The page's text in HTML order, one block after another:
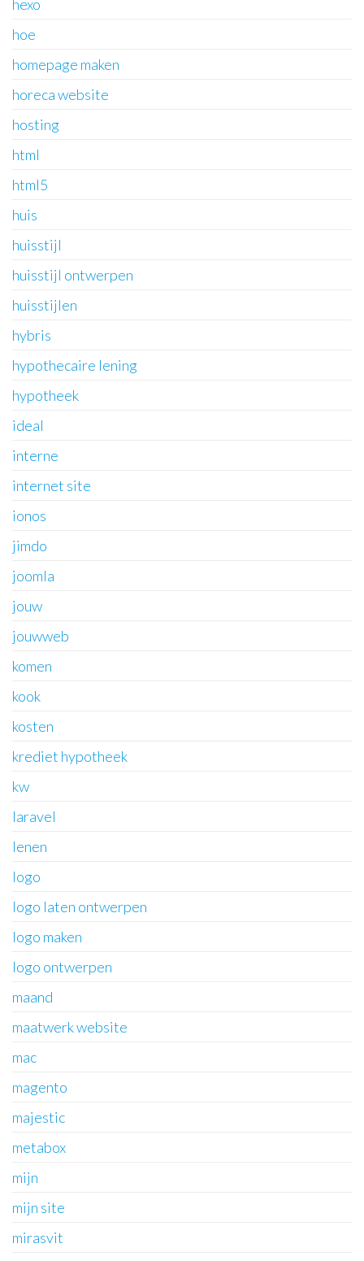
hexo
hoe
homepage maken
horeca website
hosting
html
html5
huis
huisstijl
huisstijl ontwerpen
huisstijlen
hybris
hypothecaire lening
hypotheek
ideal
interne
internet site
ionos
jimdo
joomla
jouw
jouwweb
komen
kook
kosten
krediet hypotheek
kw
laravel
lenen
logo
logo laten ontwerpen
logo maken
logo ontwerpen
maand
maatwerk website
mac
magento
majestic
metabox
mijn
mijn site
mirasvit